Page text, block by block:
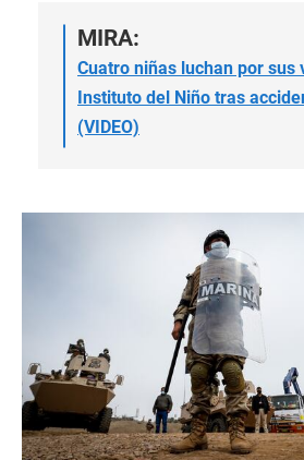
MIRA:
Cuatro niñas luchan por sus
Instituto del Niño tras
(VIDEO)